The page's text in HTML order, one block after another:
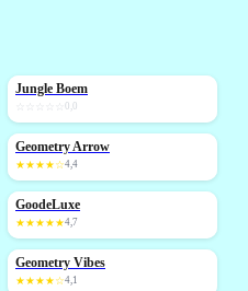
NIEUW
Jungle Boem
0,0
NIEUW
Geometry Arrow
★★★★☆4,4
NIEUW
GoodeLuxe
★★★★★4,7
NIEUW
Geometry Vibes
★★★★☆4,1